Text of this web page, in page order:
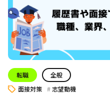
転職
全般
面接対策
志望動機